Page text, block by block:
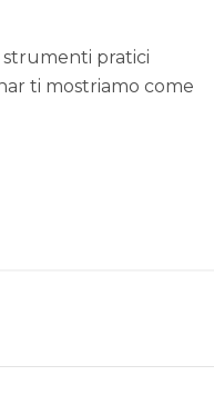
strumenti pratici
ti mostriamo come